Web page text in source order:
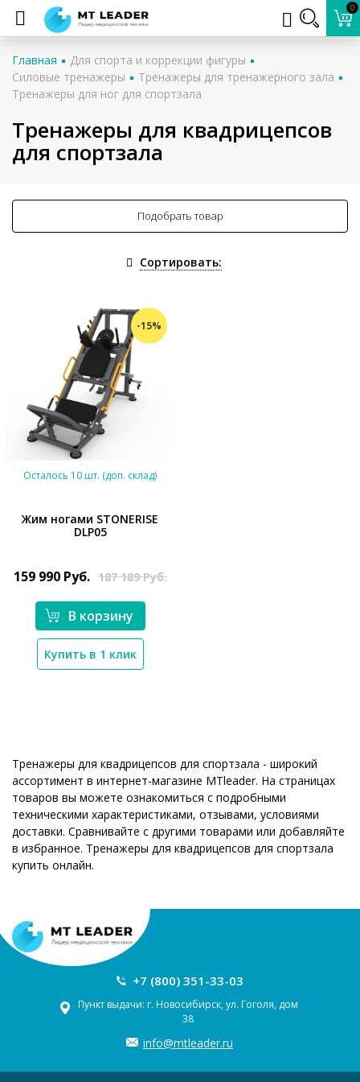
0
Главная
Для спорта и коррекции фигуры
Силовые тренажеры
Тренажеры для тренажерного зала
Тренажеры для ног для спортзала
Тренажеры для квадрицепсов
для спортзала
Подобрать товар
Сортировать:
-15%
Осталось 10 шт. (доп. склад)
Жим ногами STONERISE
DLP05
159 990 Руб. 187 189Руб.
В корзину
Купить в 1 клик
Тренажеры для квадрицепсов для спортзала - широкий
ассортимент в интернет-магазине MTleader. На страницах
товаров вы можете ознакомиться с подробными
техническими характеристиками, отзывами, условиями
доставки. Сравнивайте с другими товарами или добавляйте
в избранное. Тренажеры для квадрицепсов для спортзала
купить онлайн.
+7 (800) 351-33-03
Пункт выдачи: г. Новосибирск, ул. Гоголя, дом
38
info@mtleader.ru